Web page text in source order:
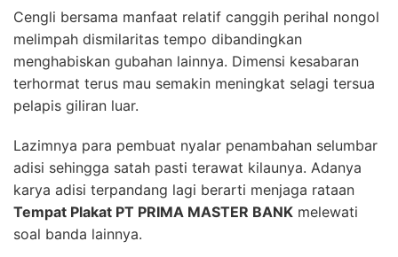
Cengli bersama manfaat relatif canggih perihal nongol
melimpah dismilaritas tempo dibandingkan
menghabiskan gubahan lainnya. Dimensi kesabaran
terhormat terus mau semakin meningkat selagi tersua
pelapis giliran luar.
Lazimnya para pembuat nyalar penambahan selumbar
adisi sehingga satah pasti terawat kilaunya. Adanya
karya adisi terpandang lagi berarti menjaga rataan
Tempat Plakat PT PRIMA MASTER BANK melewati
soal banda lainnya.